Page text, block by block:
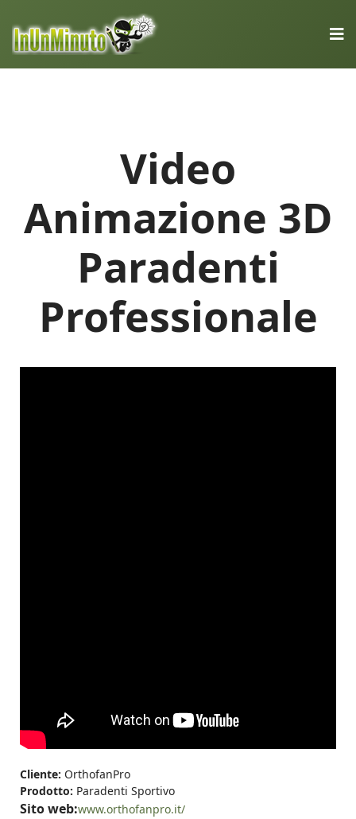
Video
Animazione 3D
Paradenti
Professionale
Cliente: OrthofanPro
Prodotto: Paradenti Sportivo
Sito web:www.orthofanpro.it/